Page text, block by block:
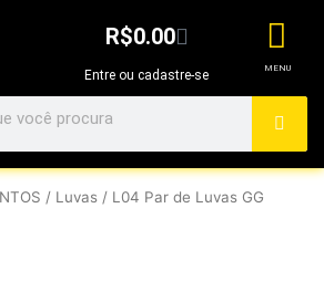
R$0.00Cart
Entre ou cadastre-se MENU
/ Luvas / L04 Par de Luvas GG